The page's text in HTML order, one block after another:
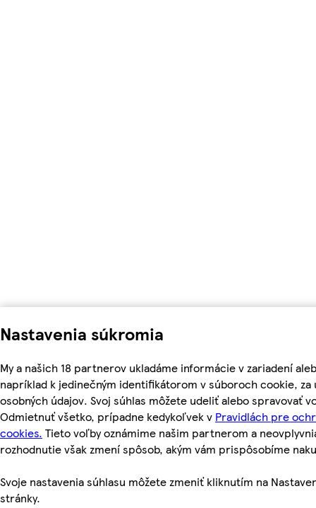
Nastavenia súkromia
My a našich 18 partnerov ukladáme informácie v zariadení
napríklad k jedinečným identifikátorom v súboroch cookie,
osobných údajov. Svoj súhlas môžete udeliť alebo spravovať
Odmietnuť všetko, prípadne kedykoľvek v Pravidlách pre
cookies. Tieto voľby oznámime našim partnerom a
rozhodnutie však zmení spôsob, akým vám prispôsobíme
Svoje nastavenia súhlasu môžete zmeniť kliknutím na
stránky.